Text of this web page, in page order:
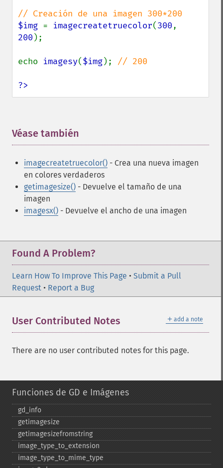
$img = imagecreatetruecolor(300
200 );
echo imagesy($img); // 200
?>
Véase también
imagecreatetruecolor() - Crea una nueva imagen
en colores verdaderos
getimagesize() - Devuelve el tamaño de una
imagen
imagesx() - Devuelve el ancho de una imagen
Found A Problem?
Learn How To Improve This Page • Submit a Pull
Request • Report a Bug
＋ add a note
User Contributed Notes
There are no user contributed notes for this page.
Funciones de GD e Imágenes
gd_​info
getimagesize
getimagesizefromstring
image_​type_​to_​extension
image_​type_​to_​mime_​type